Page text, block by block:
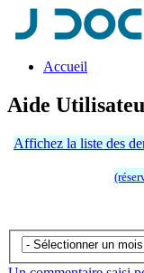
Accueil
Aide
Affichez la liste des